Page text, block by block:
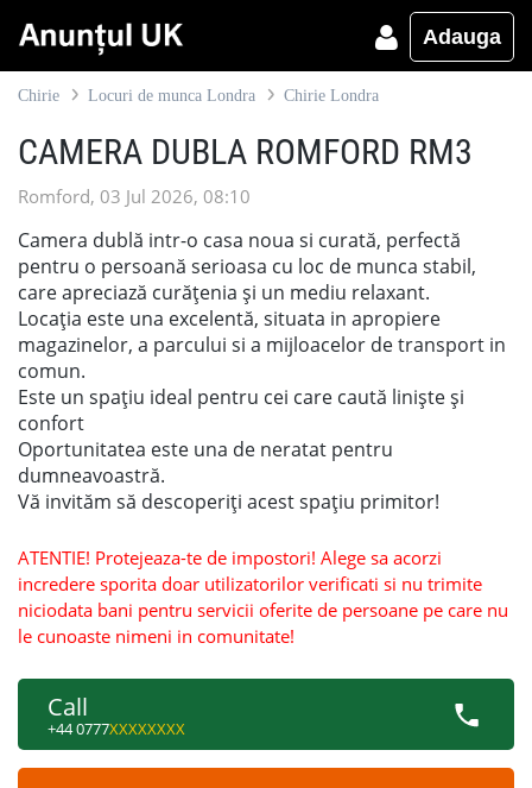
Adauga
Chirie Locuri de munca Londra Chirie Londra
CAMERA DUBLA ROMFORD RM3
Romford, 03 Jul 2026, 08:10
Camera dublă intr-o casa noua si curată, perfectă
pentru o persoană serioasa cu loc de munca stabil,
care apreciază curățenia și un mediu relaxant.
Locația este una excelentă, situata in apropiere
magazinelor, a parcului si a mijloacelor de transport in
comun.
Este un spațiu ideal pentru cei care caută liniște și
confort
Oportunitatea este una de neratat pentru
dumneavoastră.
Vă invităm să descoperiți acest spațiu primitor!
ATENTIE! Protejeaza-te de impostori! Alege sa acorzi
incredere sporita doar utilizatorilor verificati si nu trimite
niciodata bani pentru servicii oferite de persoane pe care nu
le cunoaste nimeni in comunitate!
Call
+44 0777XXXXXXXX